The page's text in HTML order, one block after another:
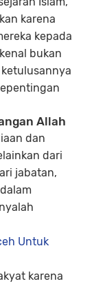
karena
kepada
bukan
Allah
dan
dari
jabatan,
Untuk
karena